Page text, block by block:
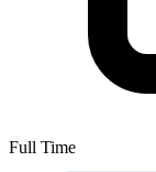
Full Time